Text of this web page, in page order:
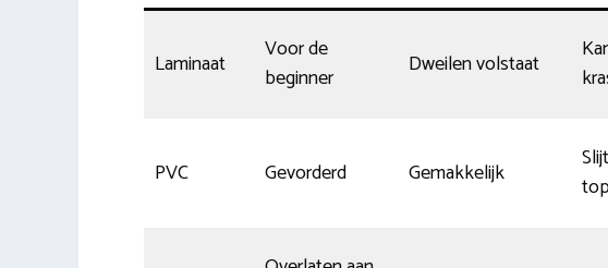
Laminaat
Voor de
beginner
Dweilen volstaat
PVC Gevorderd Gemakkelijk